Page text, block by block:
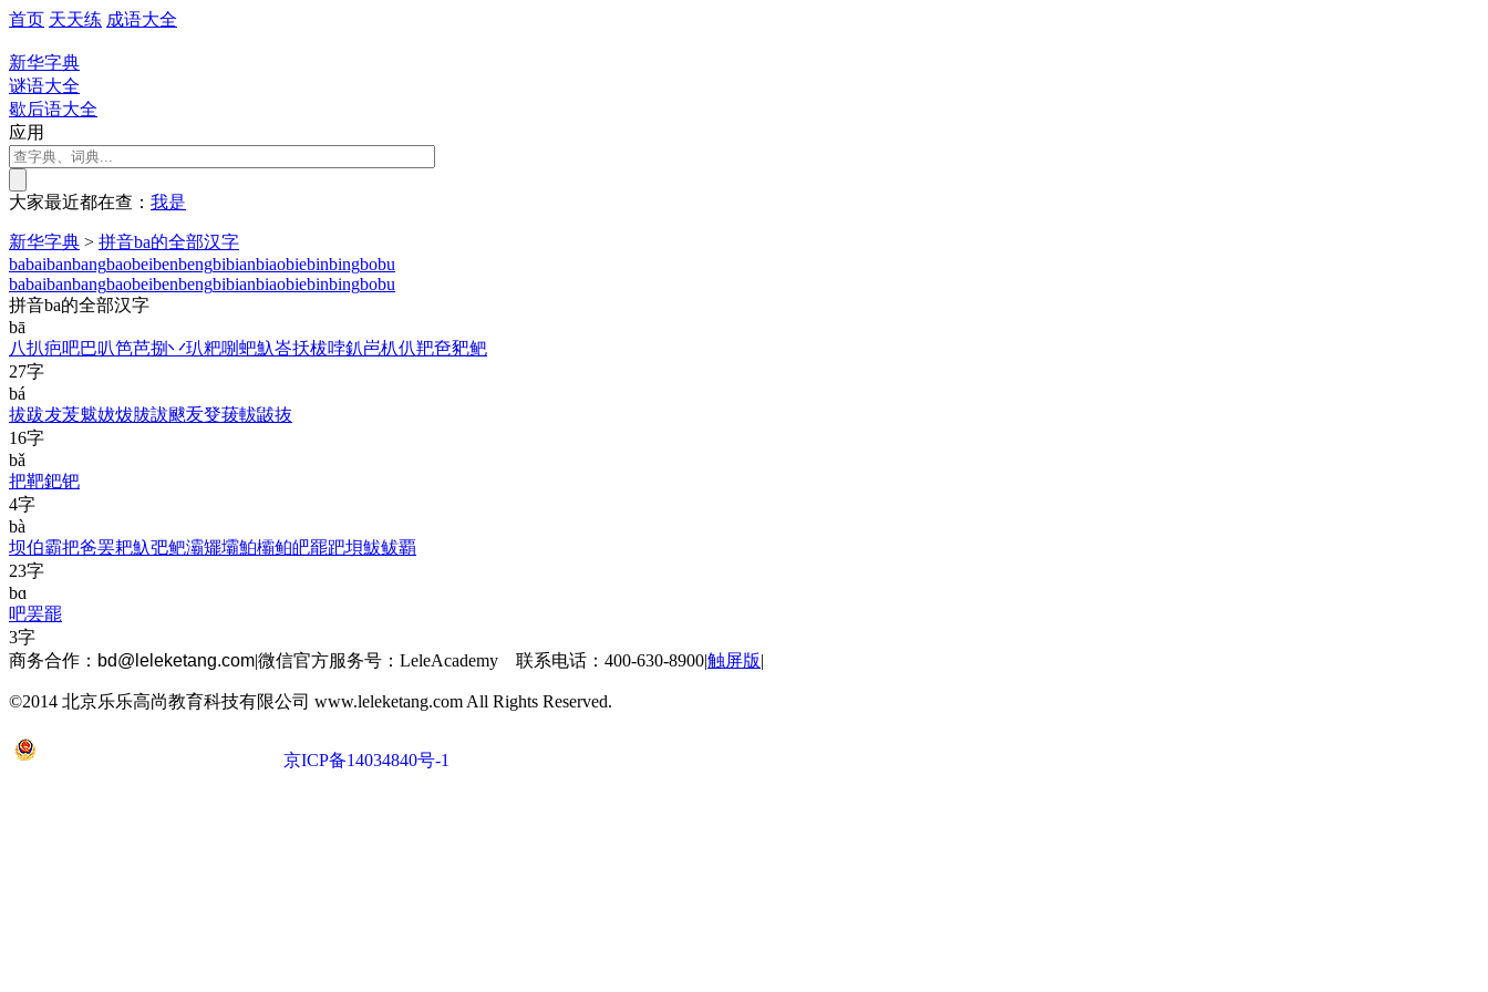
首页 天天练 成语大全
新华字典
谜语大全
歇后语大全
应用
大家最近都在查： 我是
新华字典 > 拼音ba的全部汉字
babaibanbangbaobeibenbengbibianbiaobiebinbingbobu
babaibanbangbaobeibenbengbibianbiaobiebinbingbobu
拼音ba的全部汉字
bā
八扒疤吧巴叭笆芭捌丷玐粑哵蚆魞峇扷柭哱釟岜朳仈羓夿豝鲃
27字
bá
拔跋犮茇魃妭炦胈詙颰叐癹菝軷鼥抜
16字
bǎ
把靶鈀钯
4字
bà
坝伯霸把爸罢耙魞弝鲃灞矲壩鮊欛鲌皅罷跁垻鮁鲅覇
23字
bɑ
吧罢罷
3字
商务合作： bd@leleketang.com|微信官方服务号：LeleAcademy 联系电话：400-630-8900|触屏版|
©2014 北京乐乐高尚教育科技有限公司 www.leleketang.com All Rights Reserved.
京ICP备14034840号-1